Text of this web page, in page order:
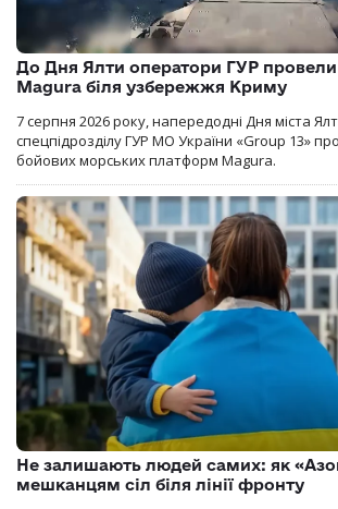
До Дня Ялти оператори ГУР провели
Magura біля узбережжя Криму
7 серпня 2026 року, напередодні Дня міста
спецпідрозділу ГУР МО України «Group 13»
бойових морських платформ Magura.
Не залишають людей самих: як
мешканцям сіл біля лінії фронту